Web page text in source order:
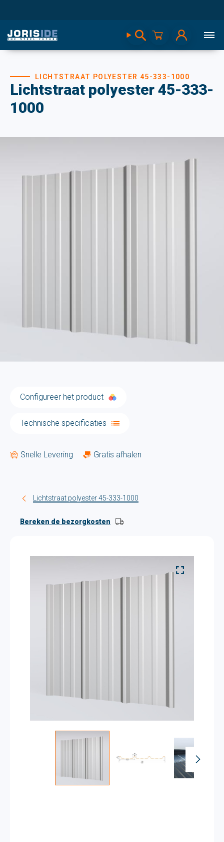
Lichtstraat polyester 45-333-
1000
LICHTSTRAAT POLYESTER 45-333-1000
Configureer het product
Technische specificaties
Snelle Levering Gratis afhalen
Lichtstraat polyester 45-333-1000
Bereken de bezorgkosten